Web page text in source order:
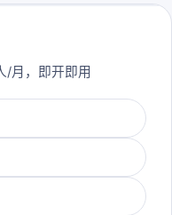
月，即开即用